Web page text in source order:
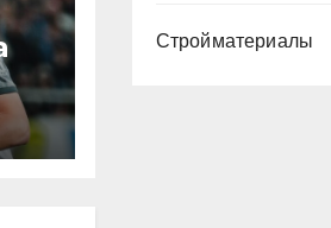
Стройматериалы